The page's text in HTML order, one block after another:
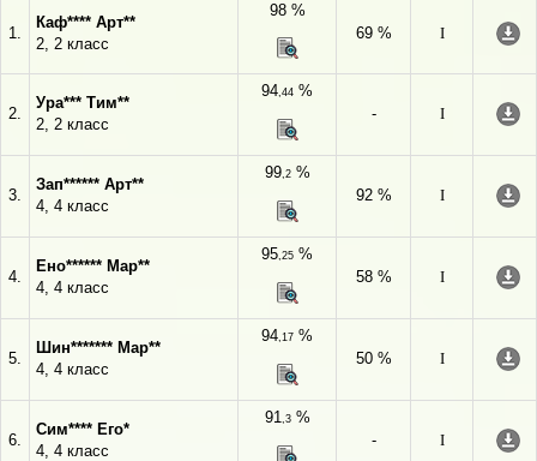
1.
Каф**** Арт**
2, 2 класс
98 %
69 %
I
2.
Ура*** Тим**
2, 2 класс
94,44 %
-
I
3.
Зап****** Арт**
4, 4 класс
99,2%
92 %
I
4.
Ено****** Мар**
4, 4 класс
95,25 %
58 %
I
5.
Шин******* Мар**
4, 4 класс
94,17 %
50 %
I
6.
Сим**** Его*
4, 4 класс
91,3%
-
I